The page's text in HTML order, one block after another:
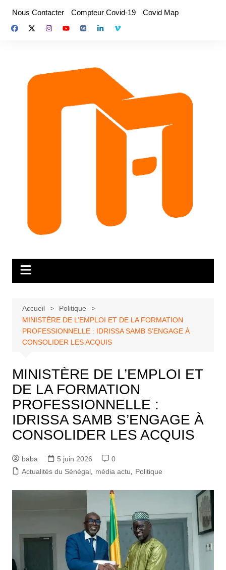
contenu
Nous Contacter Compteur Covid-19 Covid Map
Accueil
Politique
MINISTÈRE DE L’EMPLOI ET DE LA FORMATION
PROFESSIONNELLE : IDRISSA SAMB S’ENGAGE À
CONSOLIDER LES ACQUIS
MINISTÈRE DE L’EMPLOI ET
DE LA FORMATION
PROFESSIONNELLE :
IDRISSA SAMB S’ENGAGE À
CONSOLIDER LES ACQUIS
baba 5 juin 2026
0
Actualités du Sénégal, média actu Politique